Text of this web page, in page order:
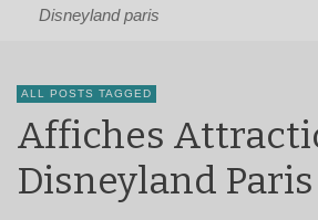
Disneyland paris
ALL POSTS TAGGED
Affiches
Disneyland Paris